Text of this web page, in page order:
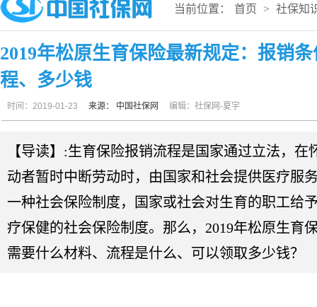
当前位置： 首页 > 社保知
2019年松原生育保险最新规定：报销
程、多少钱
时间：2019-01-23 来源： 中国社保网 编辑：社保网-夏宇
【导读】:生育保险报销流程是国家通过立法，在
动者暂时中断劳动时，由国家和社会提供医疗服
一种社会保险制度，国家或社会对生育的职工给
疗保健的社会保险制度。那么，2019年松原生育
需要什么材料、流程是什么、可以领取多少钱？